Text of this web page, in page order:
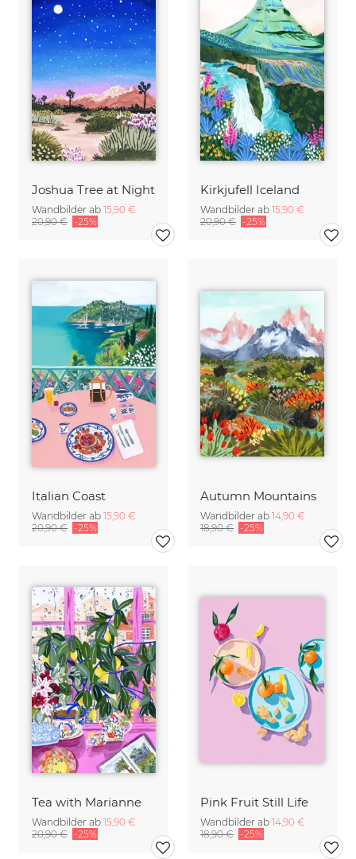
Joshua Tree at Night
Wandbilder ab 15,90 €
20,90 € -25%
Kirkjufell Iceland
Wandbilder ab 15,90 €
20,90 € -25%
Italian Coast
Wandbilder ab 15,90 €
20,90 € -25%
Autumn Mountains
Wandbilder ab 14,90 €
18,90 € -25%
Tea with Marianne
Wandbilder ab 15,90 €
20,90 € -25%
Pink Fruit Still Life
Wandbilder ab 14,90 €
18,90 € -25%